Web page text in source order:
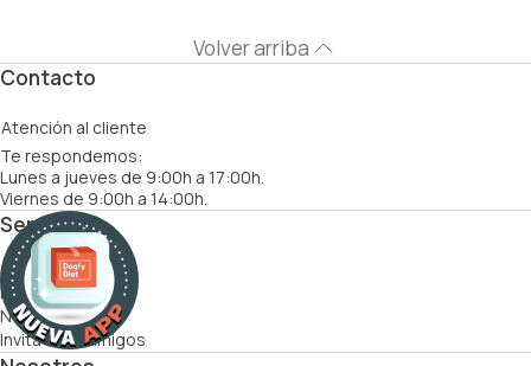
Volver arriba
Contacto
Atención al cliente
Te respondemos:
Lunes a jueves de 9:00h a 17:00h.
Viernes de 9:00h a 14:00h.
Servicios
Cómo funciona
Recetas
Nutricionistas
Invita a tus amigos